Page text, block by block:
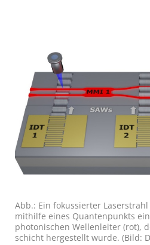
Abb.: Ein fokussierter
mithilfe eines Quanten­punkts
photonischen Wellenleiter (rot),
schicht hergestellt wurde. (Bild: